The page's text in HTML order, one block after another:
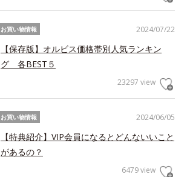
2024/07/22
お買い物情報
【保存版】オルビス価格帯別人気ランキン
グ 各BEST５
23297 view
2024/06/05
お買い物情報
【特典紹介】VIP会員になるとどんないいこと
があるの？
6479 view